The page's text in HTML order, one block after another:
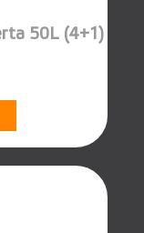
50L (4+1)